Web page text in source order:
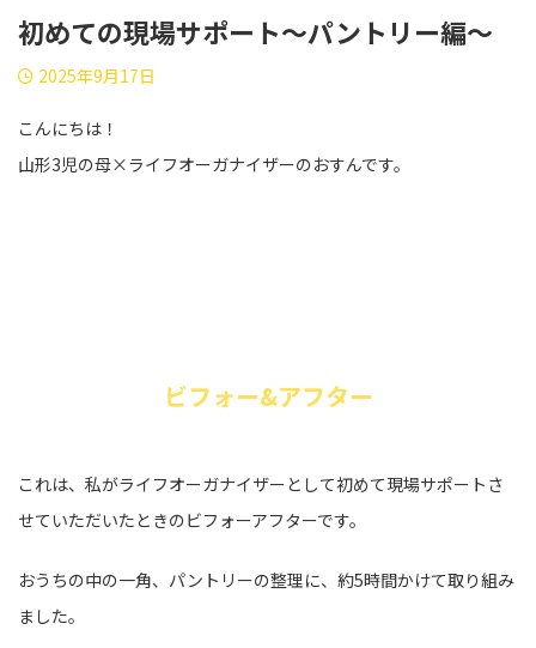
初めての現場サポート〜パントリー編〜
2025年9月17日
こんにちは！
山形3児の母×ライフオーガナイザーのおすんです。
ビフォー&アフター
これは、私がライフオーガナイザーとして初めて現場サポートさ
せていただいたときのビフォーアフターです。
おうちの中の一角、パントリーの整理に、約5時間かけて取り組み
ました。